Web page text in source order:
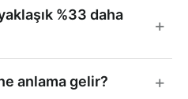
%33 daha
anlama gelir?